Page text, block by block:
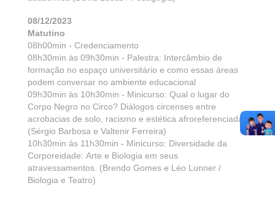
08/12/2023
Matutino
08h00min - Credenciamento
08h30min às 09h30min - Palestra: Intercâmbio de
formação no espaço universitário e como essas áreas
podem conversar no ambiente educacional
09h30min às 10h30min - Minicurso: Qual o lugar do
Corpo Negro no Circo? Diálogos circenses entre
acrobacias de solo, racismo e estética afroreferenciada.
(Sérgio Barbosa e Valtenir Ferreira)
10h30min às 11h30min - Minicurso: Diversidade da
Corporeidade: Arte e Biologia em seus
atravessamentos. (Brendo Gomes e Léo Lunner /
Biologia e Teatro)